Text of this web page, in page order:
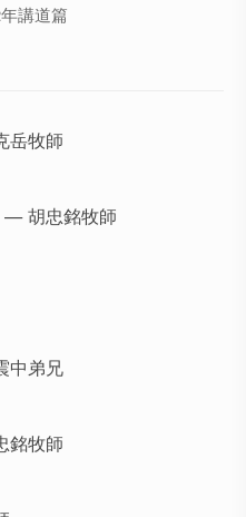
講道篇
岳牧師
— 胡忠銘牧師
中弟兄
銘牧師